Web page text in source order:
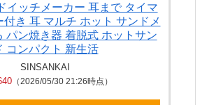
ドイッチメーカー 耳まで タイマ
付き 耳 マルチ ホット サンドメ
パン焼き器 着脱式 ホットサン
コンパクト 新生活
SINSANKAI
（2026/05/30 21:26時点）